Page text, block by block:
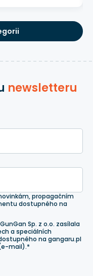
newsletteru
propagačním
dostupného na
Sp. z o.o. zasílala
a speciálních
na gangaru.pl
mail).*